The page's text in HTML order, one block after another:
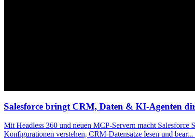
Salesforce bringt CRM, Daten & KI-Agenten
Mit Headless 360 und neuen MCP-Servern macht
Konfigurationen verstehen, CRM-Datensätze lesen und bear...